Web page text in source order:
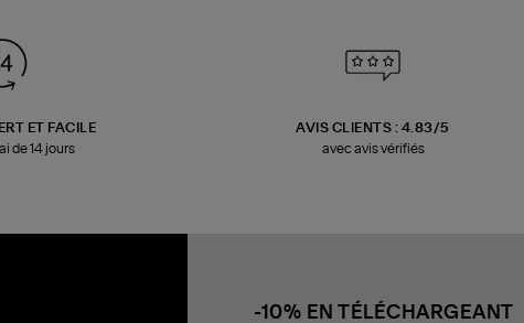
ET FACILE
de 14 jours
AVIS CLIENTS : 4.83/5
avec avis vérifiés
-10% EN TÉLÉCHARGEANT